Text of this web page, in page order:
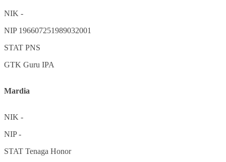
NIK -
NIP 196607251989032001
STAT PNS
GTK Guru IPA
Mardia
NIK -
NIP-
STAT Tenaga Honor